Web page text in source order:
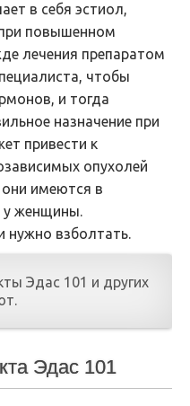
в себя эстиол,
повышенном
лечения препаратом
чтобы
и тогда
назначение при
привести к
опухолей
они имеются в
у женщины.
нужно взболтать.
Эдас 101 и других
Эдас 101